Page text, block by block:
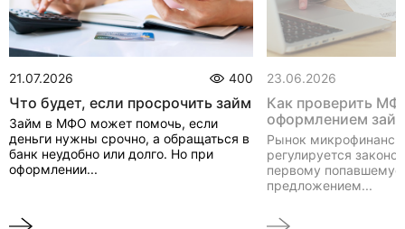
21.07.2026 400
Что будет, если просрочить займ
Займ в МФО может помочь, если
деньги нужны срочно, а обращаться в
банк неудобно или долго. Но при
оформлении...
23.06.2026
Как проверить
оформлением
Рынок
регулируется
первому
предложением...